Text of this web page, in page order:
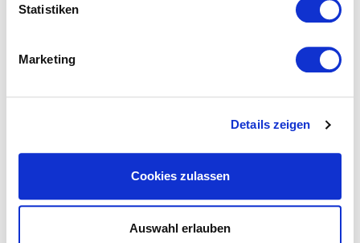
Statistiken
Marketing
Details zeigen
Cookies zulassen
Auswahl erlauben